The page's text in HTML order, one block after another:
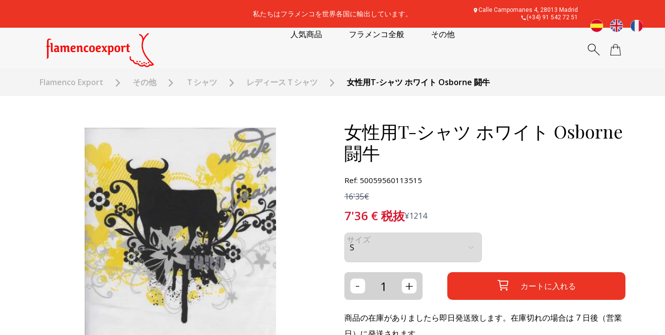
私たちはフラメンコを世界各国に輸出しています。
Calle Campomanes 4, 28013 Madrid
(+34) 91 542 72 51
人気商品 フラメンコ全般 その他
Flamenco Export その他 Ｔシャツ レディースＴシャツ 女性用T-シャツ ホワイト Osborne 闘牛
女性用T-シャツ ホワイト Osborne
闘牛
Ref: 50059560113515
16'35€
7'36 €税抜¥1214
サイズ
- + カートに入れる
商品の在庫がありましたら即日発送致します。在庫切れの場合は 7 日後（営業